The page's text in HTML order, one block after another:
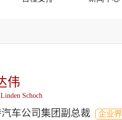
伟
Schoch
车公司集团副总裁 企业界